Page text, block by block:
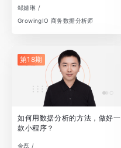
邹婧琳 /
GrowingIO 商务数据分析师
第18期
如何用数据分析的方法，做好一
款小程序？
金磊 /